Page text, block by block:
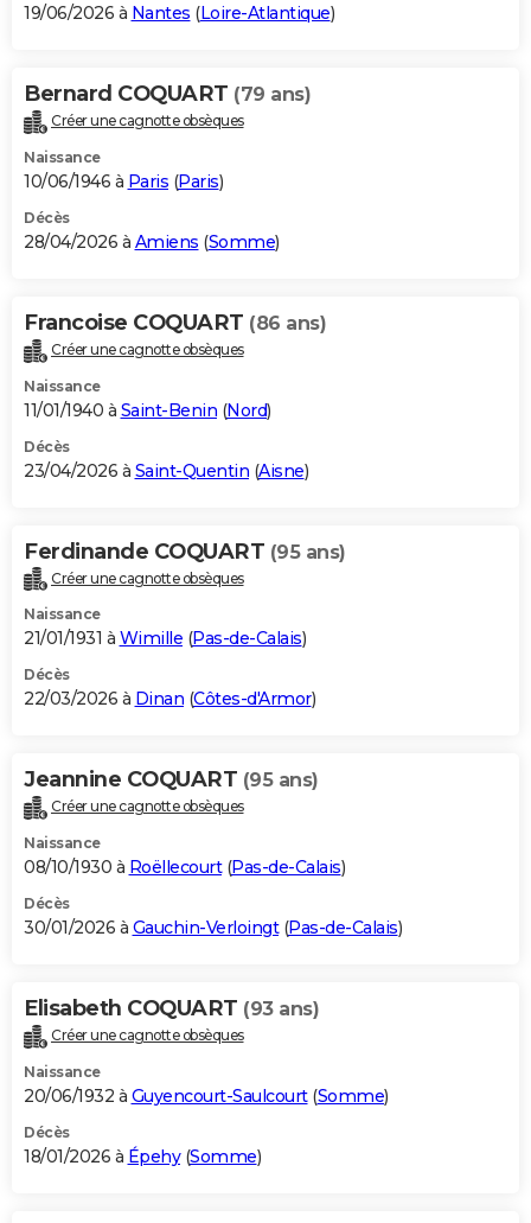
S'inscrire
Se connecter
Lycées
Collèges
Primaires
Universités
Entreprises
Service militaire
Avis de recherche
AVIS DE DÉCÈS
Bricolage
Lifestyle
Culture
Sport
Auto
Television
Voyage
Cinema
19/06/2026 à Nantes (Loire-Atlantique)
Bernard COQUART (79 ans)
Créer une cagnotte obsèques
Naissance
10/06/1946 à Paris (Paris)
Décès
28/04/2026 à Amiens (Somme)
Francoise COQUART (86 ans)
Créer une cagnotte obsèques
Naissance
11/01/1940 à Saint-Benin (Nord)
Décès
23/04/2026 à Saint-Quentin (Aisne)
Ferdinande COQUART (95 ans)
Créer une cagnotte obsèques
Naissance
21/01/1931 à Wimille (Pas-de-Calais)
Décès
22/03/2026 à Dinan (Côtes-d'Armor)
Jeannine COQUART (95 ans)
Créer une cagnotte obsèques
Naissance
08/10/1930 à Roëllecourt(Pas-de-Calais)
Décès
30/01/2026 à Gauchin-Verloingt(Pas-de-Calais)
Elisabeth COQUART (93 ans)
Créer une cagnotte obsèques
Naissance
20/06/1932 à Guyencourt-Saulcourt(Somme)
Décès
18/01/2026 à Épehy(Somme)